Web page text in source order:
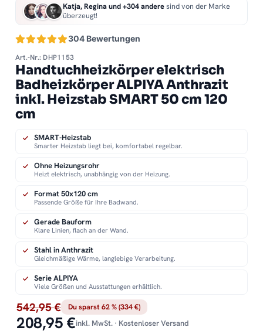
304 Bewertungen
Katja, Regina und +304 anderesind von der Marke
überzeugt!
Art.-Nr.: DHP1153
Handtuchheizkörper elektrisch
Badheizkörper ALPIYA Anthrazit
inkl. Heizstab SMART 50 cm 120
cm
542,95 € Du sparst 62 % (334 €)
208,95 €inkl. MwSt. · Kostenloser Versand
SMART-Heizstab
Smarter Heizstab liegt bei, komfortabel regelbar.
Ohne Heizungsrohr
Heizt elektrisch, unabhängig von der Heizung.
Format 50x120 cm
Passende Größe für Ihre Badwand.
Gerade Bauform
Klare Linien, flach an der Wand.
Stahl in Anthrazit
Gleichmäßige Wärme, langlebige Verarbeitung.
Serie ALPIYA
Viele Größen und Ausstattungen erhältlich.